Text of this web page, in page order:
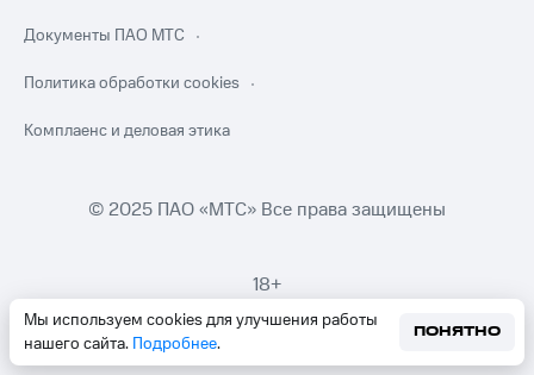
Мы используем cookies для улучшения работы
нашего сайта. Подробнее.
ПОНЯТНО
Документы ПАО МТС
Политика обработки cookies
Комплаенс и деловая этика
© 2025 ПАО «МТС» Все права защищены
18+